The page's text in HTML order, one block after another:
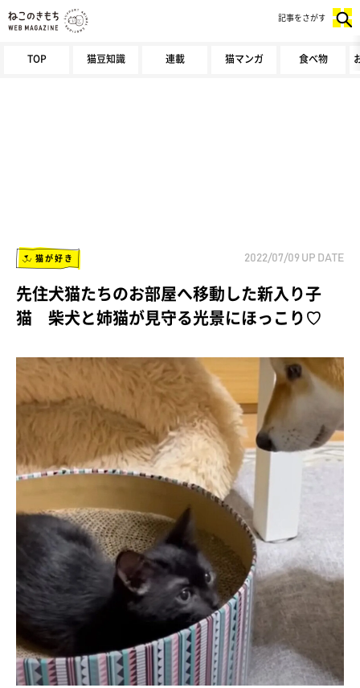
TOP 猫豆知識 連載 猫マンガ 食べ物
記事をさがす
猫が好き 2022/07/09 UP DATE
先住犬猫たちのお部屋へ移動した新入り子
猫 柴犬と姉猫が見守る光景にほっこり♡